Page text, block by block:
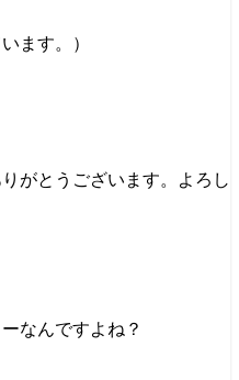
ます。）
がとうございます。よろし
なんですよね？